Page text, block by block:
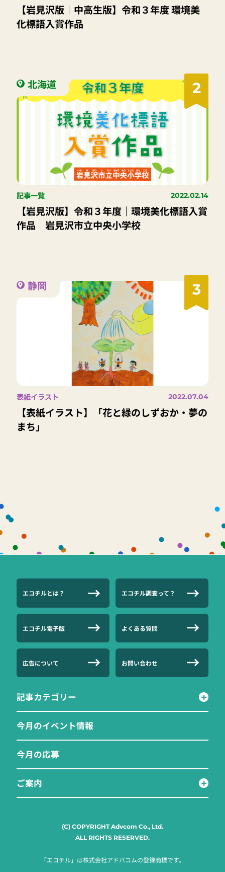
【岩見沢版｜中高生版】令和３年度 環境美
化標語入賞作品
2
北海道
記事一覧 2022.02.14
【岩見沢版】令和３年度｜環境美化標語入賞
作品 岩見沢市立中央小学校
3
静岡
表紙イラスト 2022.07.04
【表紙イラスト】「花と緑のしずおか・夢の
まち」
エコチルとは？ エコチル調査って？
エコチル電子版 よくある質問
広告について お問い合わせ
記事カテゴリー
今月のイベント情報
今月の応募
ご案内
(C) COPYRIGHT Advcom Co., Ltd.
ALL RIGHTS RESERVED.
「エコチル」は株式会社アドバコムの登録商標です。